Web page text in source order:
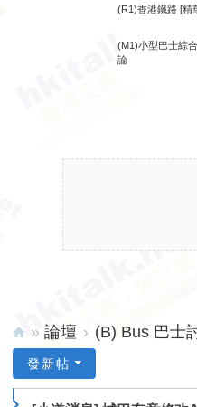
(R1)香港鐵路 [精
(M1)小型巴士綜
論
» 論壇 › (B) Bus 巴士
發新帖